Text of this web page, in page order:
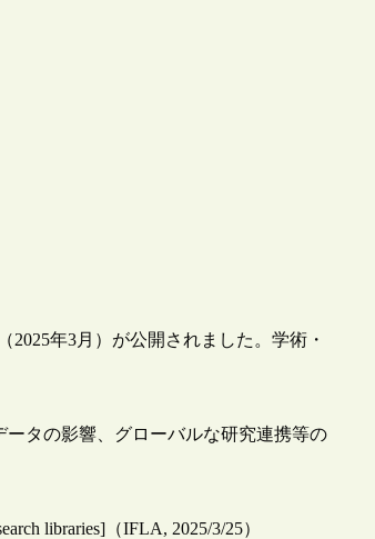
2025年3月）が公開されました。学術・
タの影響、グローバルな研究連携等の
libraries]（IFLA, 2025/3/25）